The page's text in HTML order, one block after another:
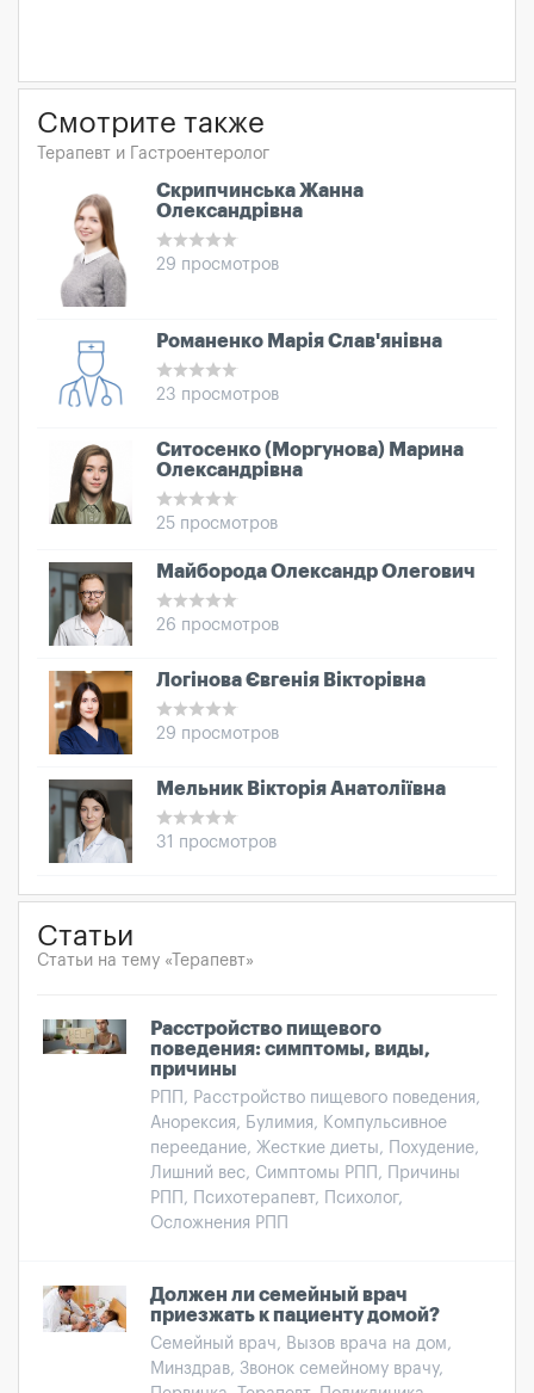
Смотрите также
Терапевт и Гастроентеролог
Скрипчинська Жанна
Олександрівна
29 просмотров
Романенко Марія Слав'янівна
23 просмотров
Ситосенко (Моргунова) Марина
Олександрівна
25 просмотров
Майборода Олександр Олегович
26 просмотров
Логінова Євгенія Вікторівна
29 просмотров
Мельник Вікторія Анатоліївна
31 просмотров
Статьи
Статьи на тему «Терапевт»
Расстройство пищевого
поведения: симптомы, виды,
причины
РПП, Расстройство пищевого поведения,
Анорексия, Булимия, Компульсивное
переедание, Жесткие диеты, Похудение,
Лишний вес, Симптомы РПП, Причины
РПП, Психотерапевт, Психолог,
Осложнения РПП
Должен ли семейный врач
приезжать к пациенту домой?
Семейный врач, Вызов врача на дом,
Минздрав, Звонок семейному врачу,